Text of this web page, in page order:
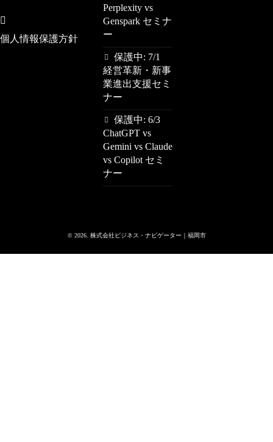
個人情報保護方針
Perplexity vs
Genspark セミナ
ー
保護中: 7/1
経営革新・新事
業進出支援セミ
ナー
保護中: 6/3
ChatGPT vs
Gemini vs Claude
vs Copilot セミ
ナー
© 2026. 株式会社ビジネス・ナビゲーター｜福岡市